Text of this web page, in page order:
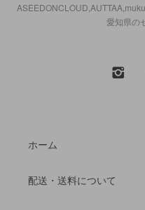
愛知県の
ホーム
配送・送料について